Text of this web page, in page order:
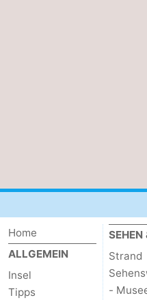
Terschelling
Ferienhäuser
De
-
Home
ALLGEMEIN
Insel
Tipps
SEHEN
Strand
-